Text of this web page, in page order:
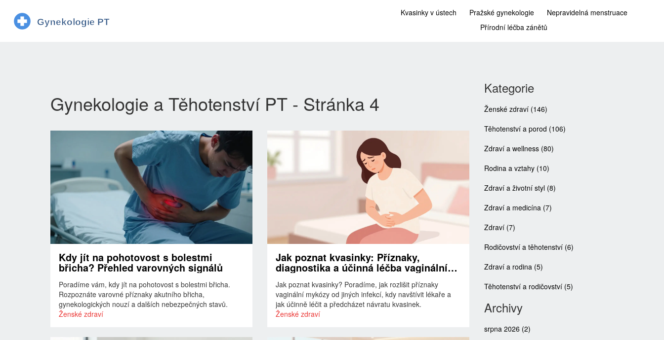
Kvasinky v ústech Pražské gynekologie
Nepravidelná menstruace
Přírodní léčba zánětů
Gynekologie a Těhotenství PT - Stránka 4
Kdy jít na pohotovost s bolestmi
břicha? Přehled varovných signálů
Poradíme vám, kdy jít na pohotovost s bolestmi břicha.
Rozpoznáte varovné příznaky akutního břicha,
gynekologických nouzí a dalších nebezpečných stavů.
Ženské zdraví
Jak poznat kvasinky: Příznaky,
diagnostika a účinná léčba vaginální
Jak poznat kvasinky? Poradíme, jak rozlišit příznaky
vaginální mykózy od jiných infekcí, kdy navštívit lékaře a
jak účinně léčit a předcházet návratu kvasinek.
Ženské zdraví
Kategorie
Ženské zdraví (146)
Těhotenství a porod (106)
Zdraví a wellness (80)
Rodina a vztahy (10)
Zdraví a životní styl (8)
Zdraví a medicína (7)
Zdraví (7)
Rodičovství a těhotenství (6)
Zdraví a rodina (5)
Těhotenství a rodičovství (5)
Archivy
srpna 2026 (2)